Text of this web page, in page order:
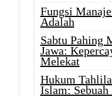
Fungsi
Adalah
Sabtu Pahing
Jawa:
Melekat
Hukum
Islam: Sebuah